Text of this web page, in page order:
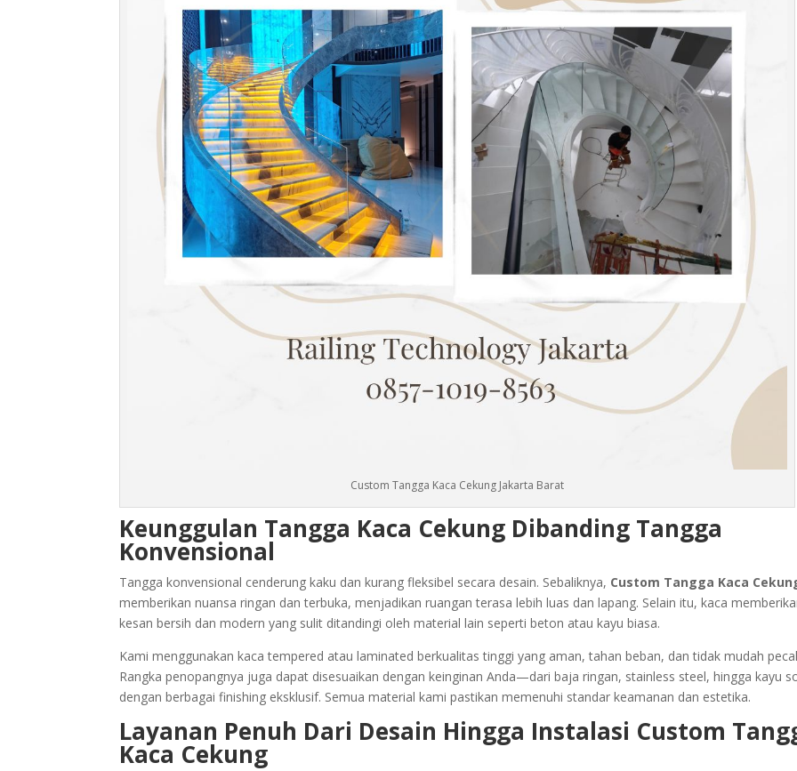
Custom Tangga Kaca Cekung Jakarta Barat
Keunggulan Tangga Kaca Cekung Dibanding Tangga
Konvensional
Tangga konvensional cenderung kaku dan kurang fleksibel secara desain. Sebaliknya, Custom Tangga Kaca
memberikan nuansa ringan dan terbuka, menjadikan ruangan terasa lebih luas dan lapang. Selain itu, kaca
kesan bersih dan modern yang sulit ditandingi oleh material lain seperti beton atau kayu biasa.
Kami menggunakan kaca tempered atau laminated berkualitas tinggi yang aman, tahan beban, dan tidak mudah
Rangka penopangnya juga dapat disesuaikan dengan keinginan Anda—dari baja ringan, stainless steel, hingga kayu
dengan berbagai finishing eksklusif. Semua material kami pastikan memenuhi standar keamanan dan estetika.
Layanan Penuh Dari Desain Hingga Instalasi Custom
Kaca Cekung